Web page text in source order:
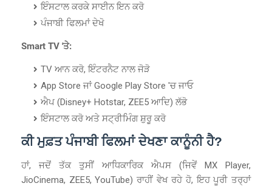
ਇੰਸਟਾਲ ਕਰਕੇ ਸਾਈਨ ਇਨ ਕਰੋ
ਪੰਜਾਬੀ ਫਿਲਮਾਂ ਦੇਖੋ
Smart TV 'ਤੇ:
TV ਆਨ ਕਰੋ, ਇੰਟਰਨੈਟ ਨਾਲ ਜੋੜੋ
App Store ਜਾਂ Google Play Store 'ਚ ਜਾਓ
ਐਪ (Disney+ Hotstar, ZEE5 ਆਦਿ) ਲੱਭੋ
ਇੰਸਟਾਲ ਕਰੋ ਅਤੇ ਸਟ੍ਰੀਮਿੰਗ ਸ਼ੁਰੂ ਕਰੋ
ਕੀ ਮੁਫ਼ਤ ਪੰਜਾਬੀ ਫਿਲਮਾਂ ਦੇਖਣਾ ਕਾਨੂੰਨੀ ਹੈ?
ਹਾਂ, ਜਦੋਂ ਤੱਕ ਤੁਸੀਂ ਆਧਿਕਾਰਿਕ ਐਪਸ (ਜਿਵੇਂ MX Player,
JioCinema, ZEE5, YouTube) ਰਾਹੀਂ ਵੇਖ ਰਹੇ ਹੋ, ਇਹ ਪੂਰੀ ਤਰ੍ਹਾਂ